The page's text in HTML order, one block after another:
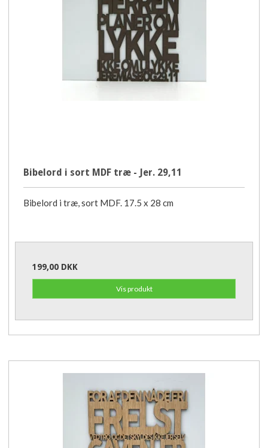
Bibelord i sort MDF træ - Jer. 29,11
Bibelord i træ, sort MDF. 17.5 x 28 cm
199,00 DKK
Vis produkt